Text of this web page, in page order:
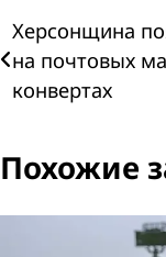
по
записям
Херсонщина
на почтовых
конвертах
Похожие